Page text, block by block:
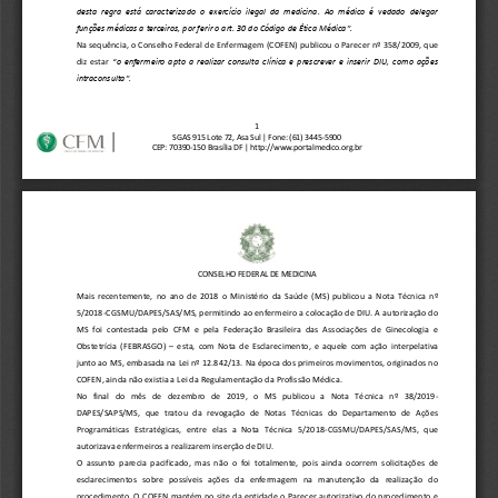
1
SGAS 915 Lote 72, Asa Sul | Fone: (61) 3445-5900
CEP: 70390-150 Brasília DF | http://www.portalmedico.org.br
desta  regra  está  caracterizado  o  exercício  ilegal  da  medicina.  Ao  médico  é  vedado  delegar
funções médicas a terceiros, por ferir o art. 30 do Código de Ética Médica”.
Na sequência, o Conselho Federal de Enfermagem (COFEN) publicou o Parecer nº 358/2009 que
diz  estar “o enfermeiro apto a realizar consulta clínica e prescrever e inserir DIU, como ações
intraconsulta”.
CONSELHO FEDERAL DE MEDICINA
Mais  recentemente,  no  ano  de  2018  o  Ministério  da  Saúde (MS) publicou  a  Nota  Técnica  nº
5/2018-CGSMU/DAPES/SAS/MS, permitindo ao enfermeiro a colocação de DIU. A autorização do
MS  foi  contestada  pelo  CFM  e  pela  Federação  Brasileira  das  Associações  de  Ginecologia  e
Obstetrícia (FEBRASGO) – esta,  com  Nota  de  Esclarecimento e aquele com  ação  interpelativa
junto ao MS, embasada na Lei nº 12.842/13. Na época dos primeiros movimentos, originados no
COFEN, ainda não existia a Lei da Regulamentação da Profissão Médica.
No   final
do   mês   de   dezembro   de   2019 o   MS   publicou   a   Nota   Técnica nº   38/2019-
DAPES/SAPS/MS
que  tratou  da  revogação  de  Notas  Técnicas  do  Departamento  de  Ações
Programáticas   Estratégicas,   entre   elas   a   Nota   Técnica  5/2018-CGSMU/DAPES/SAS/MS,  que
autorizava enfermeiros a realizarem inserção de DIU.
O  assunto  parecia  pacificado,  mas  não  o  foi  totalmente,  pois  ainda  ocorrem  solicitações de
esclarecimentos   sobre   possíveis   ações   da   enfermagem   na   manutenção   da   realização   do